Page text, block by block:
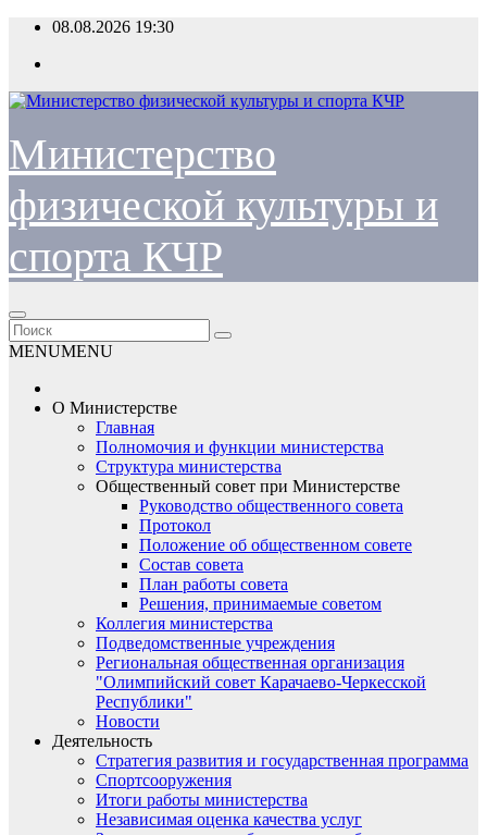
Перейти
содержимому
08.08.2026 19:30
Министерство
физической культуры и
спорта КЧР
MENUMENU
О Министерстве
Главная
Полномочия и функции министерства
Структура министерства
Общественный совет при Министерстве
Руководство общественного совета
Протокол
Положение об общественном совете
Состав совета
План работы совета
Решения, принимаемые советом
Коллегия министерства
Подведомственные учреждения
Региональная общественная организация
"Олимпийский совет Карачаево-Черкесской
Республики"
Новости
Деятельность
Стратегия развития и государственная программа
Спортсооружения
Итоги работы министерства
Независимая оценка качества услуг